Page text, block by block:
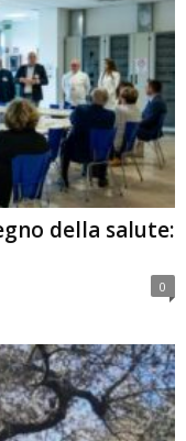
della salute:
0